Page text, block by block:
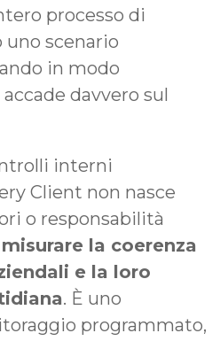
processo di
scenario
in modo
davvero sul
interni
Client non nasce
o responsabilità
misurare la coerenza
e la loro
. È uno
programmato,